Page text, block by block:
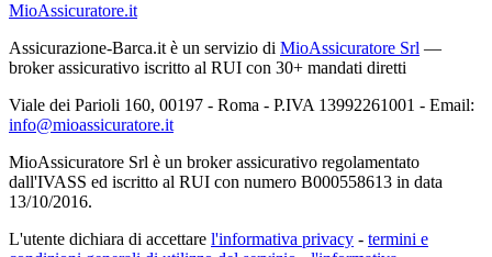
MioAssicuratore.it
Assicurazione-Barca.it è un servizio di MioAssicuratore Srl —
broker assicurativo iscritto al RUI con 30+ mandati diretti
Viale dei Parioli 160, 00197 - Roma - P.IVA 13992261001 - Email:
info@mioassicuratore.it
MioAssicuratore Srl è un broker assicurativo regolamentato
dall'IVASS ed iscritto al RUI con numero B000558613 in data
13/10/2016.
L'utente dichiara di accettare l'informativa privacy - termini e